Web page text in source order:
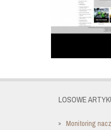
LOSOWE
Monitoring